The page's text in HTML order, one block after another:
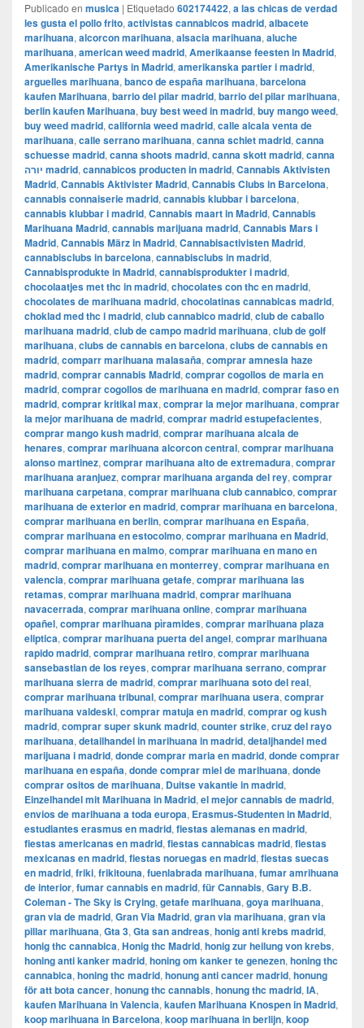
Publicado en musica | Etiquetado 602174422, a las chicas de verdad
les gusta el pollo frito, activistas cannabicos madrid, albacete
marihuana, alcorcon marihuana, alsacia marihuana, aluche
marihuana, american weed madrid, Amerikaanse feesten in Madrid,
Amerikanische Partys in Madrid, amerikanska partier i madrid,
arguelles marihuana, banco de españa marihuana, barcelona
kaufen Marihuana, barrio del pilar madrid, barrio del pilar marihuana,
berlin kaufen Marihuana, buy best weed in madrid, buy mango weed,
buy weed madrid, california weed madrid, calle alcala venta de
marihuana, calle serrano marihuana, canna schiet madrid, canna
schuesse madrid, canna shoots madrid, canna skott madrid, canna
יורה madrid, cannabicos producten in madrid, Cannabis Aktivisten
Madrid, Cannabis Aktivister Madrid, Cannabis Clubs in Barcelona,
cannabis connaiserie madrid, cannabis klubbar i barcelona,
cannabis klubbar i madrid, Cannabis maart in Madrid, Cannabis
Marihuana Madrid, cannabis marijuana madrid, Cannabis Mars i
Madrid, Cannabis März in Madrid, Cannabisactivisten Madrid,
cannabisclubs in barcelona, cannabisclubs in madrid,
Cannabisprodukte in Madrid, cannabisprodukter i madrid,
chocolaatjes met thc in madrid, chocolates con thc en madrid,
chocolates de marihuana madrid, chocolatinas cannabicas madrid,
choklad med thc i madrid, club cannabico madrid, club de caballo
marihuana madrid, club de campo madrid marihuana, club de golf
marihuana, clubs de cannabis en barcelona, clubs de cannabis en
madrid, comparr marihuana malasaña, comprar amnesia haze
madrid, comprar cannabis Madrid, comprar cogollos de maria en
madrid, comprar cogollos de marihuana en madrid, comprar faso en
madrid, comprar kritikal max, comprar la mejor marihuana, comprar
la mejor marihuana de madrid, comprar madrid estupefacientes,
comprar mango kush madrid, comprar marihuana alcala de
henares, comprar marihuana alcorcon central, comprar marihuana
alonso martinez, comprar marihuana alto de extremadura, comprar
marihuana aranjuez, comprar marihuana arganda del rey, comprar
marihuana carpetana, comprar marihuana club cannabico, comprar
marihuana de exterior en madrid, comprar marihuana en barcelona,
comprar marihuana en berlin, comprar marihuana en España,
comprar marihuana en estocolmo, comprar marihuana en Madrid,
comprar marihuana en malmo, comprar marihuana en mano en
madrid, comprar marihuana en monterrey, comprar marihuana en
valencia, comprar marihuana getafe, comprar marihuana las
retamas, comprar marihuana madrid, comprar marihuana
navacerrada, comprar marihuana online, comprar marihuana
opañel, comprar marihuana pìramides, comprar marihuana plaza
eliptica, comprar marihuana puerta del angel, comprar marihuana
rapido madrid, comprar marihuana retiro, comprar marihuana
sansebastian de los reyes, comprar marihuana serrano, comprar
marihuana sierra de madrid, comprar marihuana soto del real,
comprar marihuana tribunal, comprar marihuana usera, comprar
marihuana valdeski, comprar matuja en madrid, comprar og kush
madrid, comprar super skunk madrid, counter strike, cruz del rayo
marihuana, detailhandel in marihuana in madrid, detaljhandel med
marijuana i madrid, donde comprar maria en madrid, donde comprar
marihuana en españa, donde comprar miel de marihuana, donde
comprar ositos de marihuana, Duitse vakantie in madrid,
Einzelhandel mit Marihuana in Madrid, el mejor cannabis de madrid,
envios de marihuana a toda europa, Erasmus-Studenten in Madrid,
estudiantes erasmus en madrid, fiestas alemanas en madrid,
fiestas americanas en madrid, fiestas cannabicas madrid, fiestas
mexicanas en madrid, fiestas noruegas en madrid, fiestas suecas
en madrid, friki, frikitouna, fuenlabrada marihuana, fumar amrihuana
de interior, fumar cannabis en madrid, für Cannabis, Gary B.B.
Coleman - The Sky is Crying, getafe marihuana, goya marihuana,
gran via de madrid, ​​Gran Via Madrid, gran via marihuana, gran via
pillar marihuana, Gta 3, Gta san andreas, honig anti krebs madrid,
honig thc cannabica, Honig thc Madrid, honig zur heilung von krebs,
honing anti kanker madrid, honing om kanker te genezen, honing thc
cannabica, honing thc madrid, honung anti cancer madrid, honung
för att bota cancer, honung thc cannabis, honung thc madrid, IA,
kaufen Marihuana in Valencia, kaufen Marihuana Knospen in Madrid,
koop marihuana in Barcelona, koop marihuana in berlijn, koop